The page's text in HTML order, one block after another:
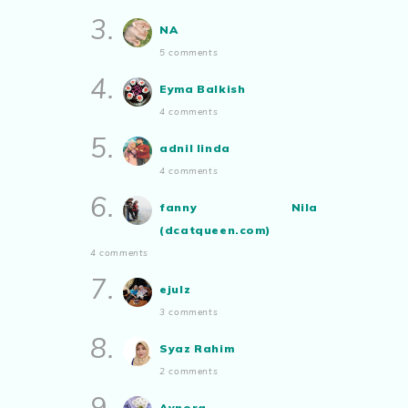
Aynoracommented on
bakat tu bolehlah try.. ayuh!
Malaysian.. tunjukkan bakatmu!”
Blog Rabia Adawiyah
Nasi goreng untuk bekal
3. NA
5 comments
4. Eyma Balkish
4 comments
5. adnil linda
4 comments
6.
fanny Nila
(dcatqueen.com)
4 comments
7. ejulz
3 comments
8. Syaz Rahim
2 comments